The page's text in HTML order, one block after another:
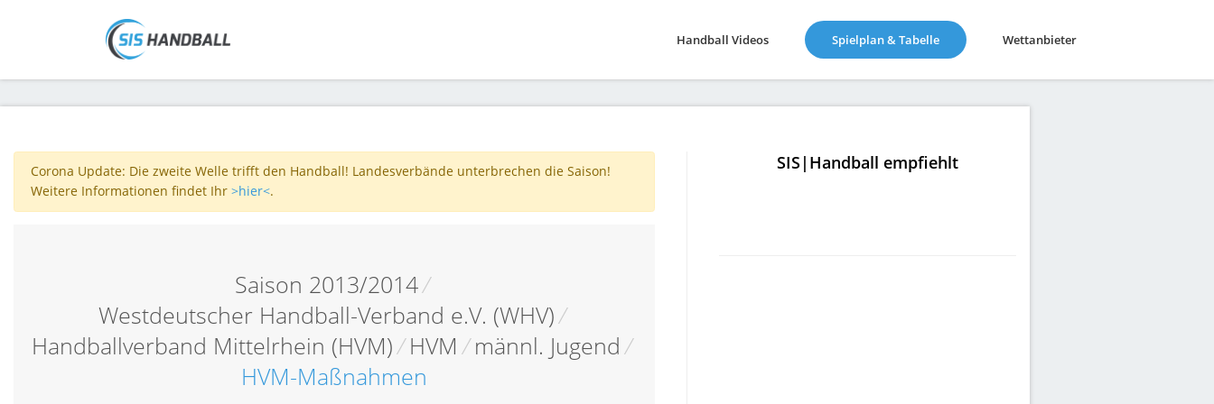
Handball Videos Spielplan & Tabelle(current) Wettanbieter
Corona Update: Die zweite Welle trifft den Handball! Landesverbände unterbrechen die Saison!
Weitere Informationen findet Ihr >hier<.
Saison 2013/2014/
Westdeutscher Handball-Verband e.V. (WHV)/
Handballverband Mittelrhein (HVM)/ HVM / männl. Jugend /
HVM-Maßnahmen
SIS|Handball empfiehlt